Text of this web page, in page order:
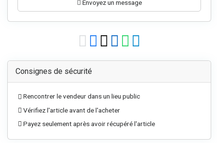
Envoyez un message
Consignes de sécurité
Rencontrer le vendeur dans un lieu public
Vérifiez l'article avant de l'acheter
Payez seulement après avoir récupéré l'article